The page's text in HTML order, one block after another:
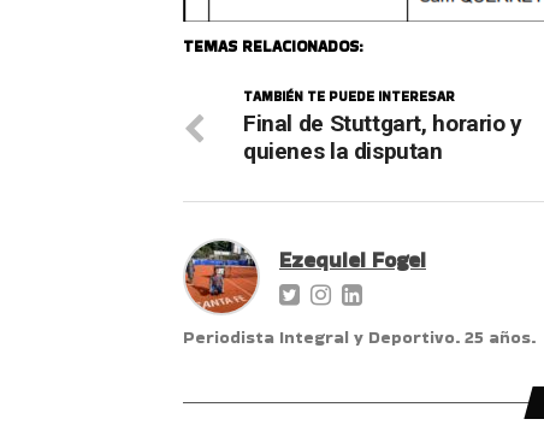
TEMAS RELACIONADOS:
TAMBIÉN TE PUEDE INTERESAR
Final de Stuttgart, horario y
quienes la disputan
Ezequiel Fogel
Periodista Integral y Deportivo. 25 años.